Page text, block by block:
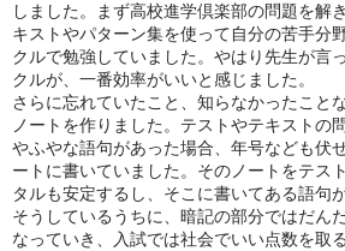
しました。まず高校進学倶楽部の問題を解
キストやパターン集を使って自分の苦手分
クルで勉強していました。やはり先生が言
クルが、一番効率がいいと感じました。
さらに忘れていたこと、知らなかったこと
ノートを作りました。テストやテキストの
やふやな語句があった場合、年号なども伏
ートに書いていました。そのノートをテス
タルも安定するし、そこに書いてある語句
そうしているうちに、暗記の部分ではだん
なっていき、入試では社会でいい点数を取